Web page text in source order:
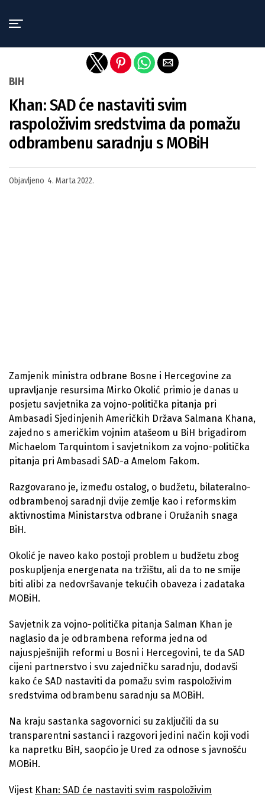
BIH
Khan: SAD će nastaviti svim
raspoloživim sredstvima da pomažu
odbrambenu saradnju s MOBiH
Objavljeno 4. Marta 2022.
Zamjenik ministra odbrane Bosne i Hercegovine za
upravljanje resursima Mirko Okolić primio je danas u
posjetu savjetnika za vojno-politička pitanja pri
Ambasadi Sjedinjenih Američkih Država Salmana Khana,
zajedno s američkim vojnim atašeom u BiH brigadirom
Michaelom Tarquintom i savjetnikom za vojno-politička
pitanja pri Ambasadi SAD-a Amelom Fakom.
Razgovarano je, između ostalog, o budžetu, bilateralno-
odbrambenoj saradnji dvije zemlje kao i reformskim
aktivnostima Ministarstva odbrane i Oružanih snaga
BiH.
Okolić je naveo kako postoji problem u budžetu zbog
poskupljenja energenata na tržištu, ali da to ne smije
biti alibi za nedovršavanje tekućih obaveza i zadataka
MOBiH.
Savjetnik za vojno-politička pitanja Salman Khan je
naglasio da je odbrambena reforma jedna od
najuspješnijih reformi u Bosni i Hercegovini, te da SAD
cijeni partnerstvo i svu zajedničku saradnju, dodavši
kako će SAD nastaviti da pomažu svim raspoloživim
sredstvima odbrambenu saradnju sa MOBiH.
Na kraju sastanka sagovornici su zaključili da su
transparentni sastanci i razgovori jedini način koji vodi
ka napretku BiH, saopćio je Ured za odnose s javnošću
MOBiH.
Vijest Khan: SAD će nastaviti svim raspoloživim